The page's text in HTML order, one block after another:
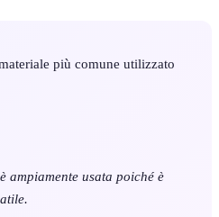
più comune utilizzato
ampiamente usata poiché è